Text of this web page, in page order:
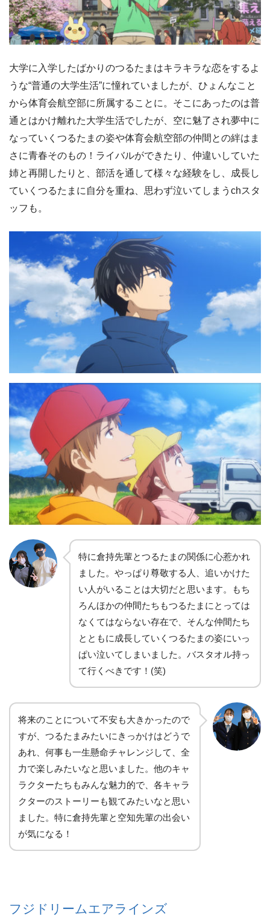
大学に入学したばかりのつるたまはキラキラな恋をするよ
うな“普通の大学生活”に憧れていましたが、ひょんなこと
から体育会航空部に所属することに。そこにあったのは普
通とはかけ離れた大学生活でしたが、空に魅了され夢中に
なっていくつるたまの姿や体育会航空部の仲間との絆はま
さに青春そのもの！ライバルができたり、仲違いしていた
姉と再開したりと、部活を通して様々な経験をし、成長し
ていくつるたまに自分を重ね、思わず泣いてしまうchスタ
ッフも。
特に倉持先輩とつるたまの関係に心惹かれ
ました。やっぱり尊敬する人、追いかけた
い人がいることは大切だと思います。もち
ろんほかの仲間たちもつるたまにとっては
なくてはならない存在で、そんな仲間たち
とともに成長していくつるたまの姿にいっ
ぱい泣いてしまいました。バスタオル持っ
て行くべきです！(笑)
将来のことについて不安も大きかったので
すが、つるたまみたいにきっかけはどうで
あれ、何事も一生懸命チャレンジして、全
力で楽しみたいなと思いました。他のキャ
ラクターたちもみんな魅力的で、各キャラ
クターのストーリーも観てみたいなと思い
ました。特に倉持先輩と空知先輩の出会い
が気になる！
フジドリームエアラインズ